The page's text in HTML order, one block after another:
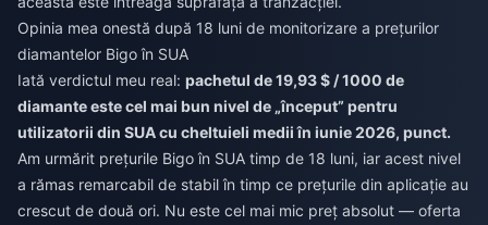
Opinia mea onestă după 18 luni de monitorizare a prețurilor
diamantelor Bigo în SUA
Iată verdictul meu real: pachetul de 19,93 $ / 1000 de
diamante este cel mai bun nivel de „început” pentru
utilizatorii din SUA cu cheltuieli medii în iunie 2026, punct.
Am urmărit prețurile Bigo în SUA timp de 18 luni, iar acest nivel
a rămas remarcabil de stabil în timp ce prețurile din aplicație au
crescut de două ori. Nu este cel mai mic preț absolut — oferta